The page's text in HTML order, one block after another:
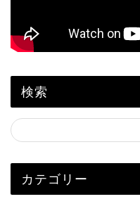
検索
カテゴリー